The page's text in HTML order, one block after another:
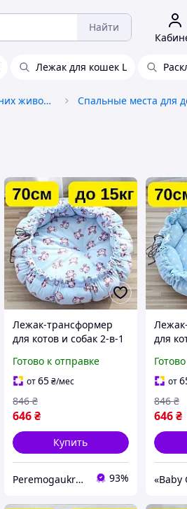
Найти
Лежак для кошек L
Товары для уюта домашних животных
Лежак-трансформер
для котов и собак 2-в-1
домик-коврик
KT8004653
Готово к отправке
от65₴/мес
646₴
846 ₴
Купить
Peremogaukraine.com Милитарные товары и снаряжение 93%
для
от
646 ₴
846 ₴
«Baby